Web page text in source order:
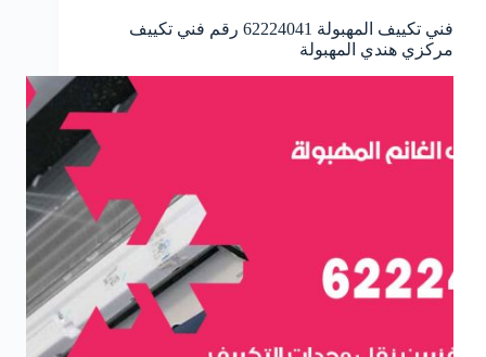
فني تكييف المهبولة 62224041 رقم فني تكييف
مركزي هندي المهبولة